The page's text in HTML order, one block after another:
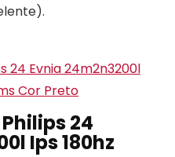
24
Ips 180hz